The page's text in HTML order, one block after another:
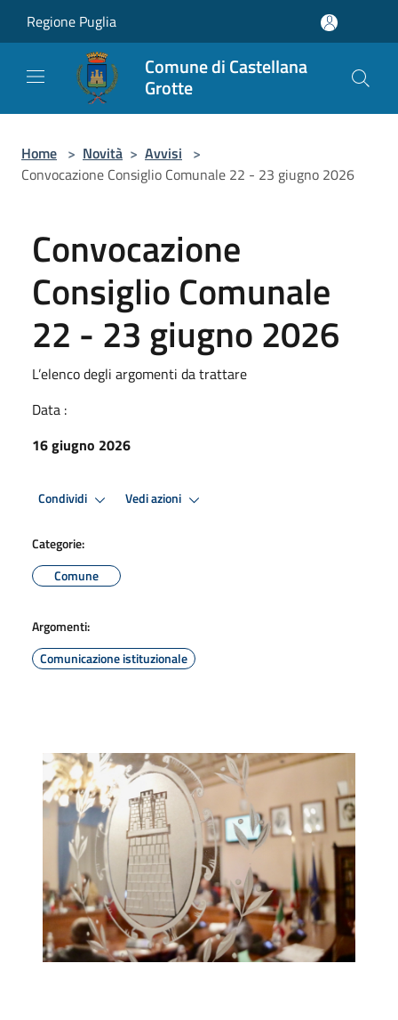
Regione Puglia
Comune di Castellana
Grotte
Home > Novità > Avvisi >
Convocazione Consiglio Comunale 22 - 23 giugno 2026
Convocazione
Consiglio Comunale
22 - 23 giugno 2026
L’elenco degli argomenti da trattare
Data :
16 giugno 2026
Condividi Vedi azioni
Categorie:
Comune
Argomenti:
Comunicazione istituzionale